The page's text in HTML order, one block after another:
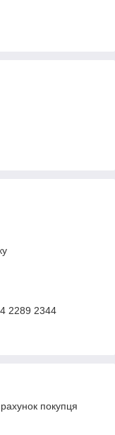
2289 2344
покупця